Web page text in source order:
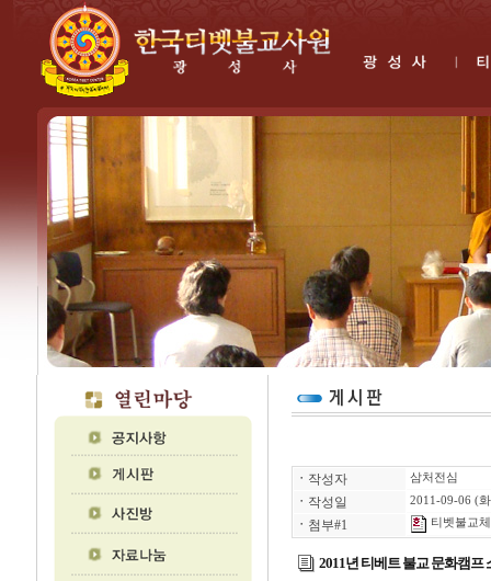
ㆍ 작성자 삼처전심
ㆍ 작성일 2011-09-06 (
ㆍ 첨부#1 티벳불교
2011년 티베트 불교 문화캠프